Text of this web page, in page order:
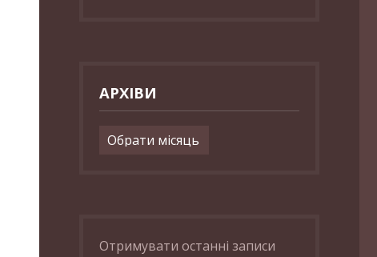
АРХІВИ
Архіви
Отримувати останні записи